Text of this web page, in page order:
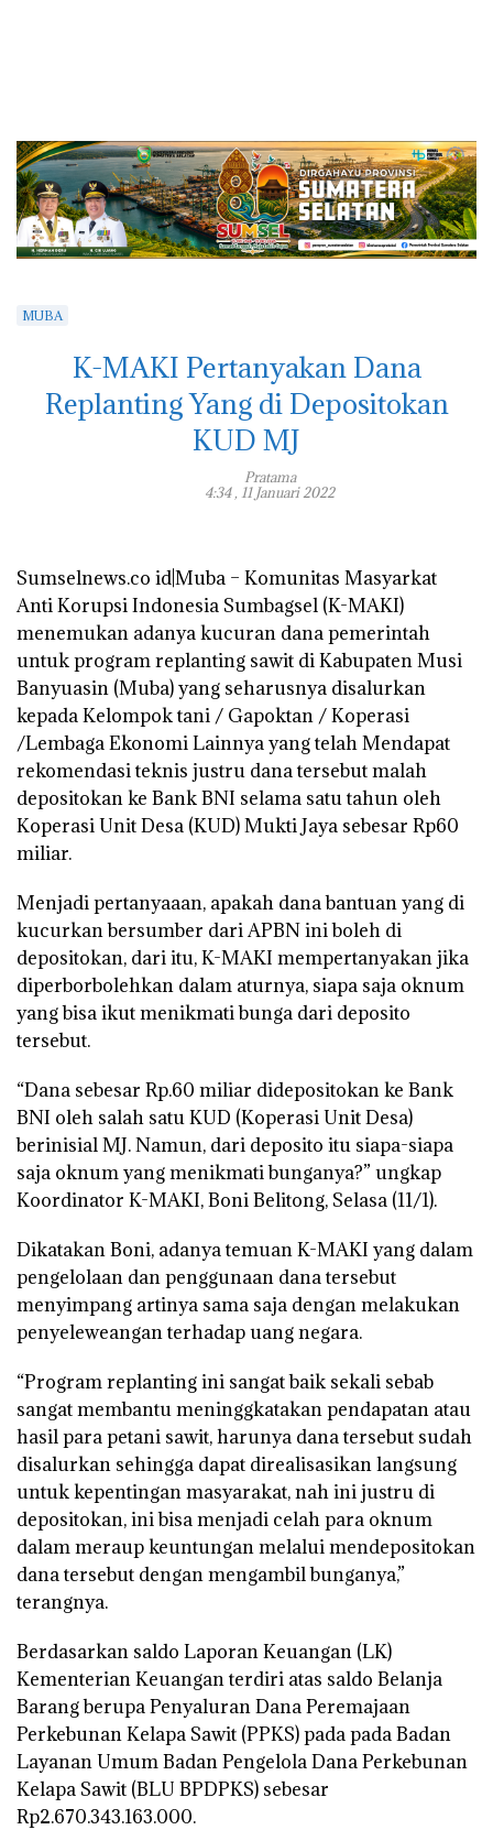
MUBA
K-MAKI Pertanyakan Dana
Replanting Yang di Depositokan
KUD MJ
Pratama
4:34 , 11 Januari 2022
Sumselnews.co id|Muba – Komunitas Masyarkat
Anti Korupsi Indonesia Sumbagsel (K-MAKI)
menemukan adanya kucuran dana pemerintah
untuk program replanting sawit di Kabupaten Musi
Banyuasin (Muba) yang seharusnya disalurkan
kepada Kelompok tani / Gapoktan / Koperasi
/Lembaga Ekonomi Lainnya yang telah Mendapat
rekomendasi teknis justru dana tersebut malah
depositokan ke Bank BNI selama satu tahun oleh
Koperasi Unit Desa (KUD) Mukti Jaya sebesar Rp60
miliar.
Menjadi pertanyaaan, apakah dana bantuan yang di
kucurkan bersumber dari APBN ini boleh di
depositokan, dari itu, K-MAKI mempertanyakan jika
diperborbolehkan dalam aturnya, siapa saja oknum
yang bisa ikut menikmati bunga dari deposito
tersebut.
“Dana sebesar Rp.60 miliar didepositokan ke Bank
BNI oleh salah satu KUD (Koperasi Unit Desa)
berinisial MJ. Namun, dari deposito itu siapa-siapa
saja oknum yang menikmati bunganya?” ungkap
Koordinator K-MAKI, Boni Belitong, Selasa (11/1).
Dikatakan Boni, adanya temuan K-MAKI yang dalam
pengelolaan dan penggunaan dana tersebut
menyimpang artinya sama saja dengan melakukan
penyeleweangan terhadap uang negara.
“Program replanting ini sangat baik sekali sebab
sangat membantu meninggkatakan pendapatan atau
hasil para petani sawit, harunya dana tersebut sudah
disalurkan sehingga dapat direalisasikan langsung
untuk kepentingan masyarakat, nah ini justru di
depositokan, ini bisa menjadi celah para oknum
dalam meraup keuntungan melalui mendepositokan
dana tersebut dengan mengambil bunganya,”
terangnya.
Berdasarkan saldo Laporan Keuangan (LK)
Kementerian Keuangan terdiri atas saldo Belanja
Barang berupa Penyaluran Dana Peremajaan
Perkebunan Kelapa Sawit (PPKS) pada pada Badan
Layanan Umum Badan Pengelola Dana Perkebunan
Kelapa Sawit (BLU BPDPKS) sebesar
Rp2.670.343.163.000.